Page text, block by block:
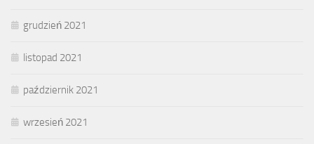
grudzień 2021
listopad 2021
październik 2021
wrzesień 2021